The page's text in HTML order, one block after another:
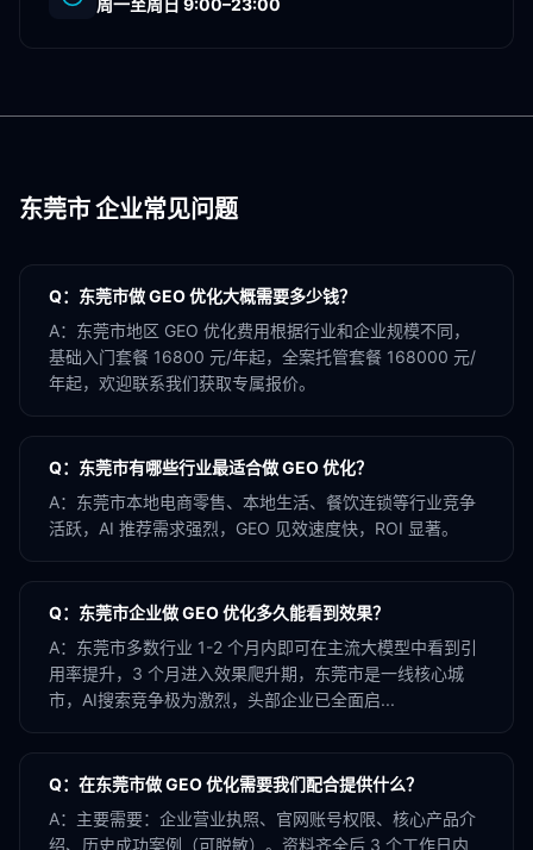
周一至周日 9:00–23:00
东莞市企业常见问题
Q： 东莞市做 GEO 优化大概需要多少钱？
A： 东莞市地区 GEO 优化费用根据行业和企业规模不同，
基础入门套餐 16800 元/年起，全案托管套餐 168000 元/
年起，欢迎联系我们获取专属报价。
Q： 东莞市有哪些行业最适合做 GEO 优化？
A： 东莞市本地电商零售、本地生活、餐饮连锁等行业竞争
活跃，AI 推荐需求强烈，GEO 见效速度快，ROI 显著。
Q： 东莞市企业做 GEO 优化多久能看到效果？
A： 东莞市多数行业 1-2 个月内即可在主流大模型中看到引
用率提升，3 个月进入效果爬升期，东莞市是一线核心城
市，AI搜索竞争极为激烈，头部企业已全面启...
Q： 在东莞市做 GEO 优化需要我们配合提供什么？
A： 主要需要：企业营业执照、官网账号权限、核心产品介
绍、历史成功案例（可脱敏）。资料齐全后 3 个工作日内